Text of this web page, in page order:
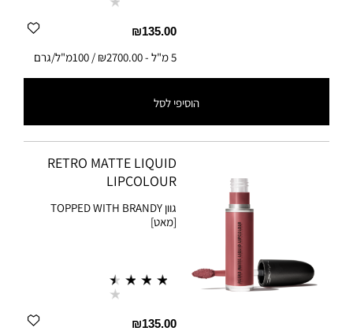
₪135.00
5 מ"ל -₪2700.00 / 100מ"ל/גרם
הוסיפי לסל
RETRO MATTE LIQUID
LIPCOLOUR
גוון TOPPED WITH BRANDY
[מאט]
₪135.00